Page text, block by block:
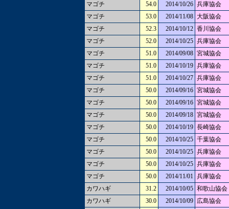
マゴチ 54.0 2014/10/26 兵庫協会
マゴチ
53.0 2014/11/08 大阪協会
マゴチ
52.3 2014/10/12 香川協会
マゴチ
52.0 2014/10/25 兵庫協会
マゴチ
51.0 2014/09/08 宮城協会
マゴチ
51.0 2014/10/19 兵庫協会
マゴチ
51.0 2014/10/27 兵庫協会
マゴチ
50.0 2014/09/16 宮城協会
マゴチ
50.0 2014/09/16 宮城協会
マゴチ
50.0 2014/09/18 宮城協会
マゴチ
50.0 2014/10/19 長崎協会
マゴチ
50.0 2014/10/25 千葉協会
マゴチ
50.0 2014/10/25 兵庫協会
マゴチ
50.0 2014/10/25 兵庫協会
マゴチ
50.0 2014/11/01 兵庫協会
カワハギ
31.2 2014/10/05 和歌山協会
カワハギ
30.0 2014/10/09 広島協会